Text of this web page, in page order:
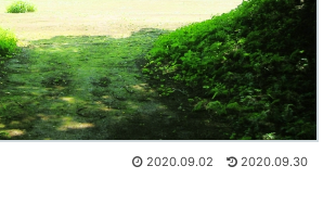
2020.09.02 2020.09.30